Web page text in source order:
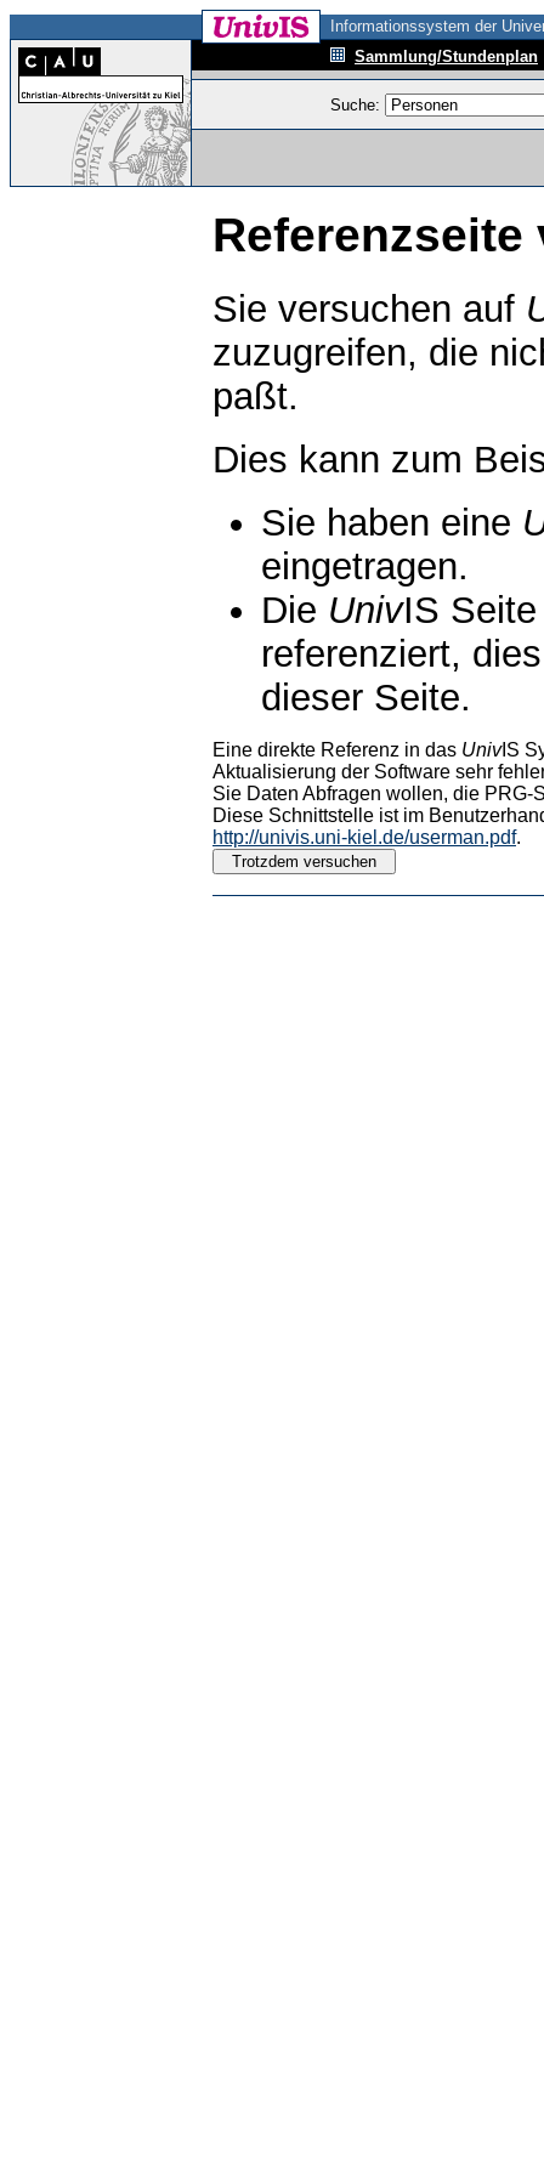
Informationssystem der
Sammlung/Stundenplan
Suche:
Referenzseite
Sie versuchen auf
zuzugreifen, die
paßt.
Dies kann zum
Sie haben eine
eingetragen.
Die UnivIS
referenziert,
dieser Seite.
Eine direkte Referenz in das UnivIS
Aktualisierung der Software sehr
Sie Daten Abfragen wollen, die PRG-
Diese Schnittstelle ist im
http://univis.uni-kiel.de/userman.pdf.